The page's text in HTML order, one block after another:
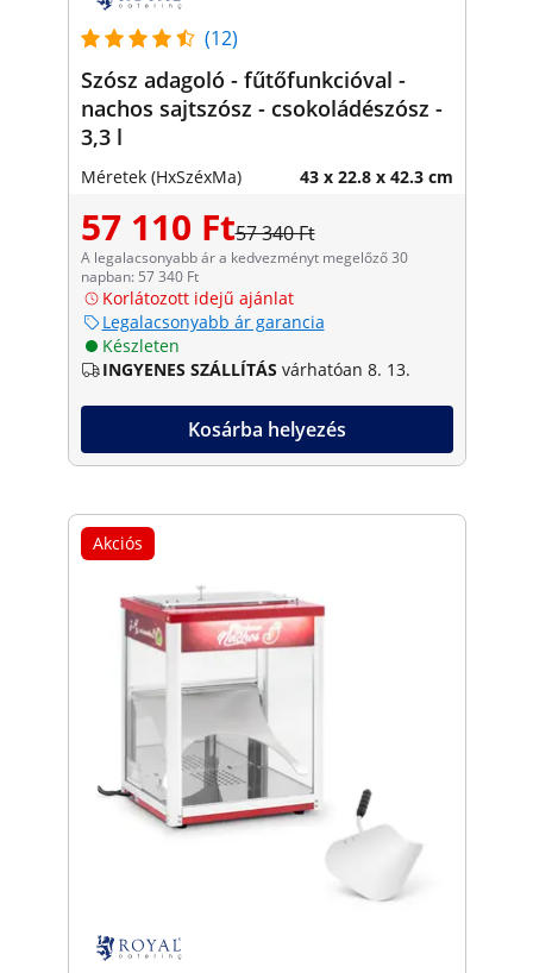
(12)
Szósz adagoló - fűtőfunkcióval -
nachos sajtszósz - csokoládészósz -
3,3 l
Méretek (HxSzéxMa) 43 x 22.8 x 42.3 cm
57 110 Ft57 340 Ft
A legalacsonyabb ár a kedvezményt megelőző 30
napban: 57 340 Ft
Korlátozott idejű ajánlat
Legalacsonyabb ár garancia
Készleten
INGYENES SZÁLLÍTÁS várhatóan 8. 13.
Kosárba helyezés
Akciós